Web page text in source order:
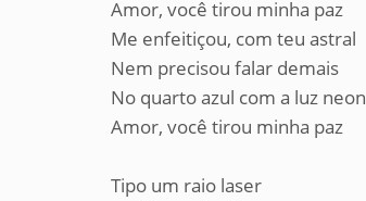
Amor, você tirou minha paz
Me enfeitiçou, com teu astral
Nem precisou falar demais
No quarto azul com a luz neon
Amor, você tirou minha paz
Tipo um raio laser